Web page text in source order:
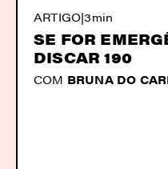
ARTIGO|3min
SE FOR
DISCAR 190
COM BRUNA DO